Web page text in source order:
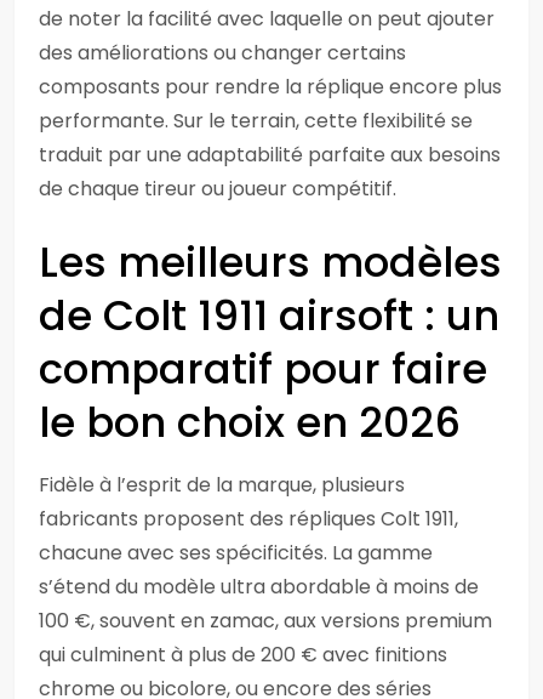
de noter la facilité avec laquelle on peut ajouter
des améliorations ou changer certains
composants pour rendre la réplique encore plus
performante. Sur le terrain, cette flexibilité se
traduit par une adaptabilité parfaite aux besoins
de chaque tireur ou joueur compétitif.
Les meilleurs modèles
de Colt 1911 airsoft : un
comparatif pour faire
le bon choix en 2026
Fidèle à l’esprit de la marque, plusieurs
fabricants proposent des répliques Colt 1911,
chacune avec ses spécificités. La gamme
s’étend du modèle ultra abordable à moins de
100 €, souvent en zamac, aux versions premium
qui culminent à plus de 200 € avec finitions
chrome ou bicolore, ou encore des séries